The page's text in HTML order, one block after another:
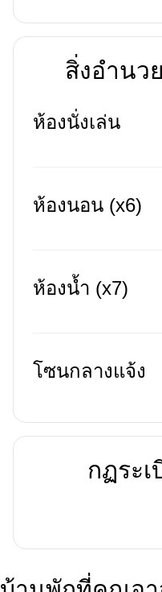
สิ่งอำนว
ห้องนั่งเล่น
ห้องนอน (x6)
ห้องน้ำ (x7)
โซนกลางแจ้ง
กฏระ